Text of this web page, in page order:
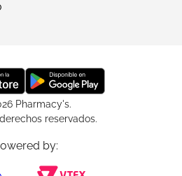
Pharmacy's.
reservados.
by: